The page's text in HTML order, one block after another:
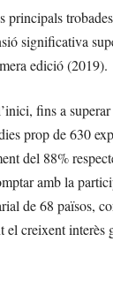
significativa
edició (2019).
fins a
prop de 630
del 88%
amb la
de 68 països,
creixent